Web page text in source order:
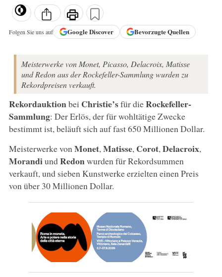
Folgen Sie uns auf GoogleDiscover Bevorzugte Quellen
Meisterwerke von Monet, Picasso, Delacroix, Matisse
und Redon aus der Rockefeller-Sammlung wurden zu
Rekordpreisen verkauft.
Rekordauktionbei Christie’sfür dieRockefeller-
Sammlung: Der Erlös, der für wohltätige Zwecke
bestimmt ist, beläuft sich auf fast 650 Millionen Dollar.
Meisterwerke von Monet, Matisse, Corot, Delacroix,
MorandiundRedonwurden für Rekordsummen
verkauft, und sieben Kunstwerke erzielten einen Preis
von über 30 Millionen Dollar.